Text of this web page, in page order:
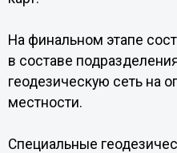
На финальном этапе
в составе
геодезическую сеть на
местности.
Специальные